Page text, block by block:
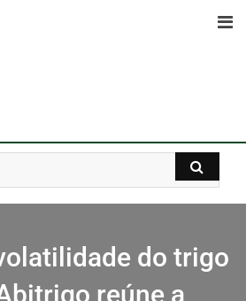
do trigo
reúne a